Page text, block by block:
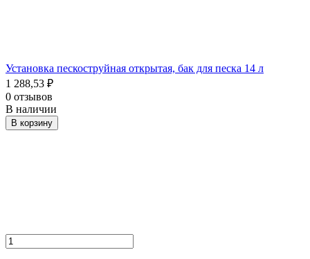
Установка пескоструйная открытая, бак для песка 14 л
1 288,53 ₽
0 отзывов
В наличии
В корзину